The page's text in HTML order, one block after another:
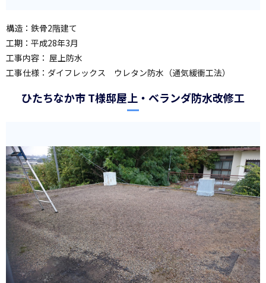
構造：鉄骨2階建て
工期：平成28年3月
工事内容： 屋上防水
工事仕様：ダイフレックス ウレタン防水（通気緩衝工法）
ひたちなか市 T様邸屋上・ベランダ防水改修工